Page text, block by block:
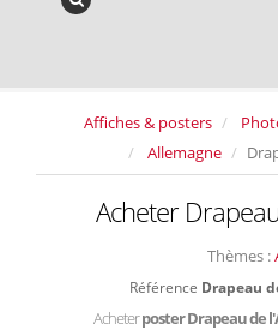
Affiches & posters
Allemagne
Acheter
Thèmes :
Référence Drapeau
Acheterposter Drapeau de